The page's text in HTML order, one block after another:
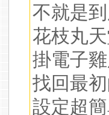
不就是
花枝丸
掛電子
找回最
設定超